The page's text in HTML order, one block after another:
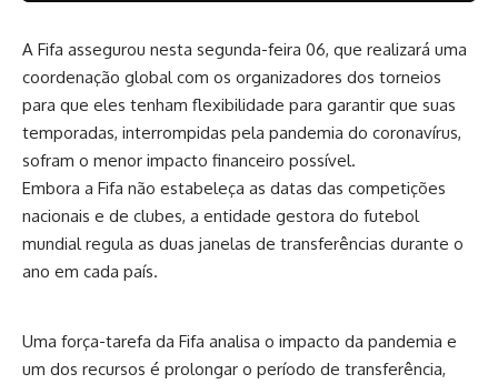
A Fifa assegurou nesta segunda-feira 06, que realizará uma
coordenação global com os organizadores dos torneios
para que eles tenham flexibilidade para garantir que suas
temporadas, interrompidas pela pandemia do coronavírus,
sofram o menor impacto financeiro possível.
Embora a Fifa não estabeleça as datas das competições
nacionais e de clubes, a entidade gestora do futebol
mundial regula as duas janelas de transferências durante o
ano em cada país.
Uma força-tarefa da Fifa analisa o impacto da pandemia e
um dos recursos é prolongar o período de transferência,